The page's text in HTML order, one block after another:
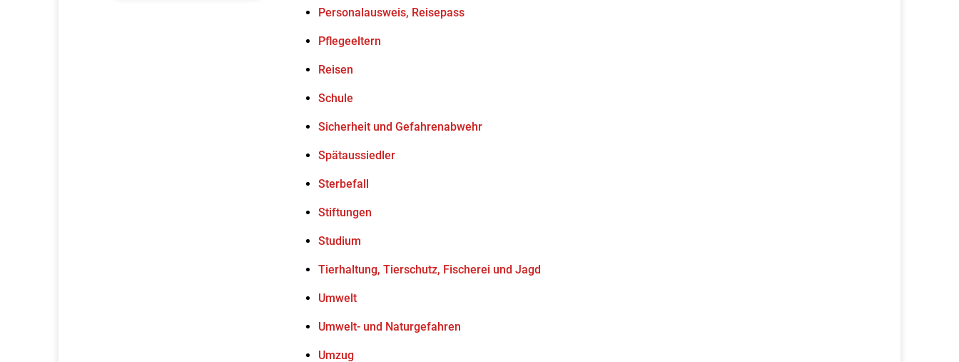
Personalausweis, Reisepass
Pflegeeltern
Reisen
Schule
Sicherheit und Gefahrenabwehr
Spätaussiedler
Sterbefall
Stiftungen
Studium
Tierhaltung, Tierschutz, Fischerei und Jagd
Umwelt
Umwelt- und Naturgefahren
Umzug